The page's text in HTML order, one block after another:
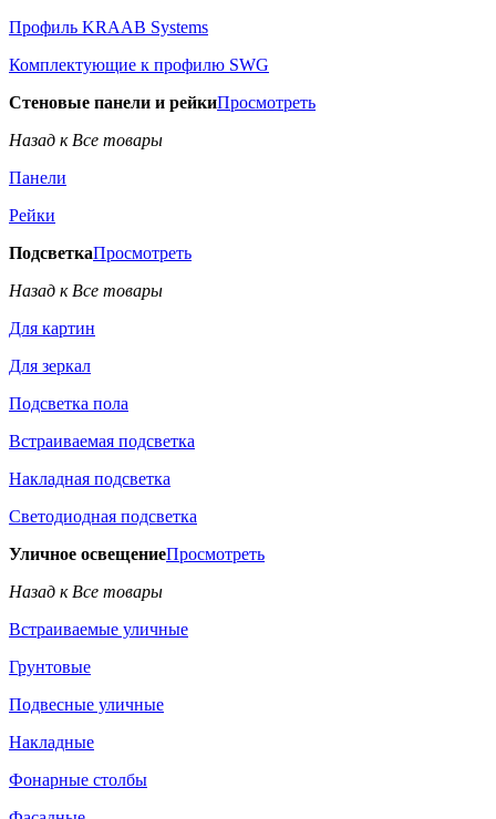
Профиль KRAAB Systems
Комплектующие к профилю SWG
Стеновые панели и рейкиПросмотреть
Назад к Все товары
Панели
Рейки
ПодсветкаПросмотреть
Назад к Все товары
Для картин
Для зеркал
Подсветка пола
Встраиваемая подсветка
Накладная подсветка
Светодиодная подсветка
Уличное освещениеПросмотреть
Назад к Все товары
Встраиваемые уличные
Грунтовые
Подвесные уличные
Накладные
Фонарные столбы